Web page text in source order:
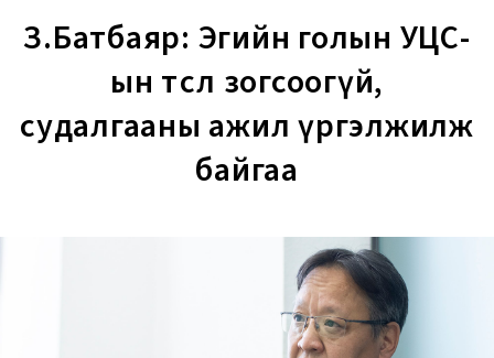
З.Батбаяр: Эгийн голын УЦС-
ын төсөл зогсоогүй,
судалгааны ажил үргэлжилж
байгаа